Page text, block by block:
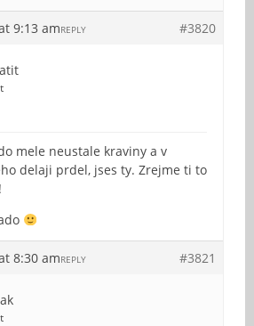
9:13 am #3820
REPLY
mele neustale kraviny a v
delaji prdel, jses ty. Zrejme ti to
8:30 am #3821
REPLY